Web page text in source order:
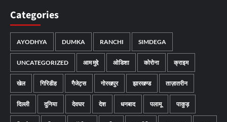
Categories
AYODHYA DUMKA RANCHI SIMDEGA
UNCATEGORIZED आम मुद्दे ओडिशा कोरोना क्राइम
खेल गिरिडीह गैजेट्स गोरखपुर झारखण्ड ताज़ातरीन
दिल्ली दुनिया देवघर देश धनबाद पलामू पाकुड़